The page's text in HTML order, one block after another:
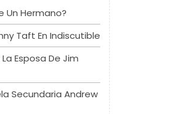
Un Hermano?
Taft En Indiscutible
Esposa De Jim
Secundaria Andrew